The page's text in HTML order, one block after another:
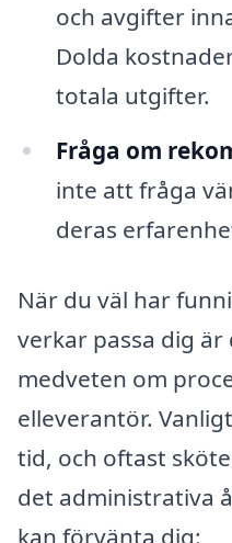
och avgifter
Dolda
totala utgifter.
Fråga om
inte att fråga
deras
När du väl har
verkar passa dig
medveten om
elleverantör.
tid, och oftast
det administrativa
kan förvänta dig: